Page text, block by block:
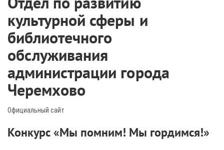
культурной сферы и
библиотечного
обслуживания
администрации города
Черемхово
Официальный сайт
Конкурс «Мы помним! Мы гордимся!»